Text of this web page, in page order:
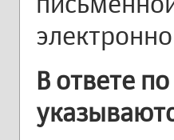
В ответе